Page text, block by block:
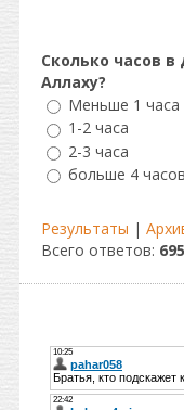
Сколько часов
Аллаху?
Меньше 1 часа
1-2 часа
2-3 часа
больше 4 часов
Результаты |
Всего ответов: